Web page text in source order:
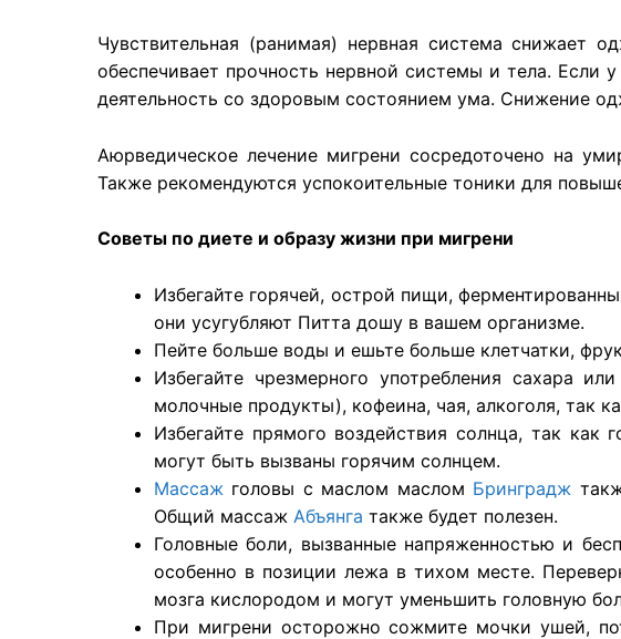
Чувствительная (ранимая) нервная система снижает
обеспечивает прочность нервной системы и тела.
деятельность со здоровым состоянием ума. Снижение
Аюрведическое лечение мигрени сосредоточено на
Также рекомендуются успокоительные тоники для
Советы по диете и образу жизни при мигрени
Избегайте горячей, острой пищи,
они усугубляют Питта дошу в вашем организме.
Пейте больше воды и ешьте больше клетчатки,
Избегайте чрезмерного употребления сахара
молочные продукты), кофеина, чая, алкоголя, так
Избегайте прямого воздействия солнца, так
могут быть вызваны горячим солнцем.
Массаж головы с маслом маслом Бринградж
Общий массаж Абъянга также будет полезен.
Головные боли, вызванные напряженностью и
особенно в позиции лежа в тихом месте.
мозга кислородом и могут уменьшить головную
При мигрени осторожно сожмите мочки ушей,